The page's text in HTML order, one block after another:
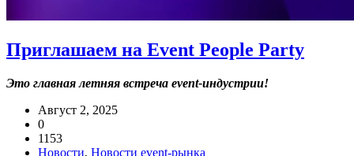
Приглашаем на Event People Party
Это главная летняя встреча event-индустрии!
Август 2, 2025
0
1153
Новости, Новости event-рынка